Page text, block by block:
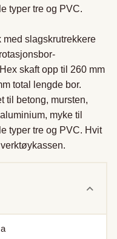
typer tre og PVC.
slagskrutrekkere
skaft opp til 260 mm
total lengde bor.
til betong, mursten,
myke til
typer tre og PVC. Hvit